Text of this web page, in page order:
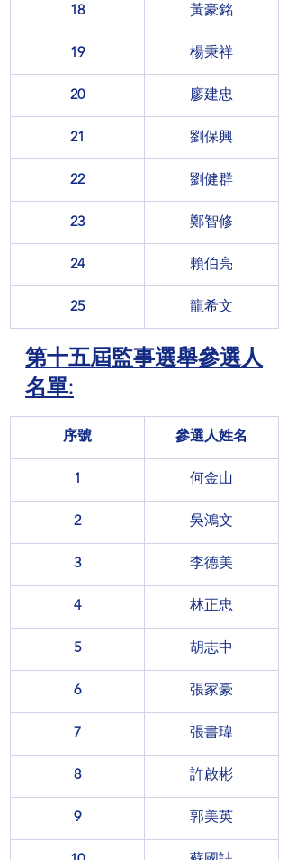
18 黃豪銘
19 楊秉祥
20 廖建忠
21 劉保興
22 劉健群
23 鄭智修
24 賴伯亮
25 龍希文
第十五屆監事選舉參選人
名單:
序號 參選人姓名
1 何金山
2 吳鴻文
3 李德美
4 林正忠
5 胡志中
6 張家豪
7 張書瑋
8 許啟彬
9 郭美英